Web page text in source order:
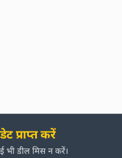
प्राप्त करें
भी डील मिस न करें।